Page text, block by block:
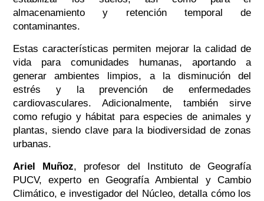
almacenamiento y retención temporal de
contaminantes.
Estas características permiten mejorar la calidad de
vida para comunidades humanas, aportando a
generar ambientes limpios, a la disminución del
estrés y la prevención de enfermedades
cardiovasculares. Adicionalmente, también sirve
como refugio y hábitat para especies de animales y
plantas, siendo clave para la biodiversidad de zonas
urbanas.
Ariel Muñoz, profesor del Instituto de Geografía
PUCV, experto en Geografía Ambiental y Cambio
Climático, e investigador del Núcleo, detalla cómo los